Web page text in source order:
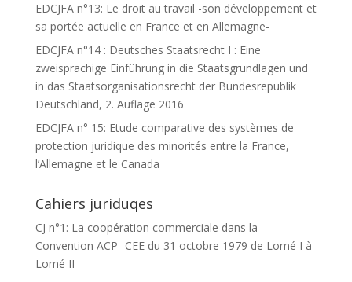
EDCJFA n°13: Le droit au travail -son développement et
sa portée actuelle en France et en Allemagne-
EDCJFA n°14 : Deutsches Staatsrecht I : Eine
zweisprachige Einführung in die Staatsgrundlagen und
in das Staatsorganisationsrecht der Bundesrepublik
Deutschland, 2. Auflage 2016
EDCJFA n° 15: Etude comparative des systèmes de
protection juridique des minorités entre la France,
l’Allemagne et le Canada
Cahiers juriduqes
CJ n°1: La coopération commerciale dans la
Convention ACP- CEE du 31 octobre 1979 de Lomé I à
Lomé II